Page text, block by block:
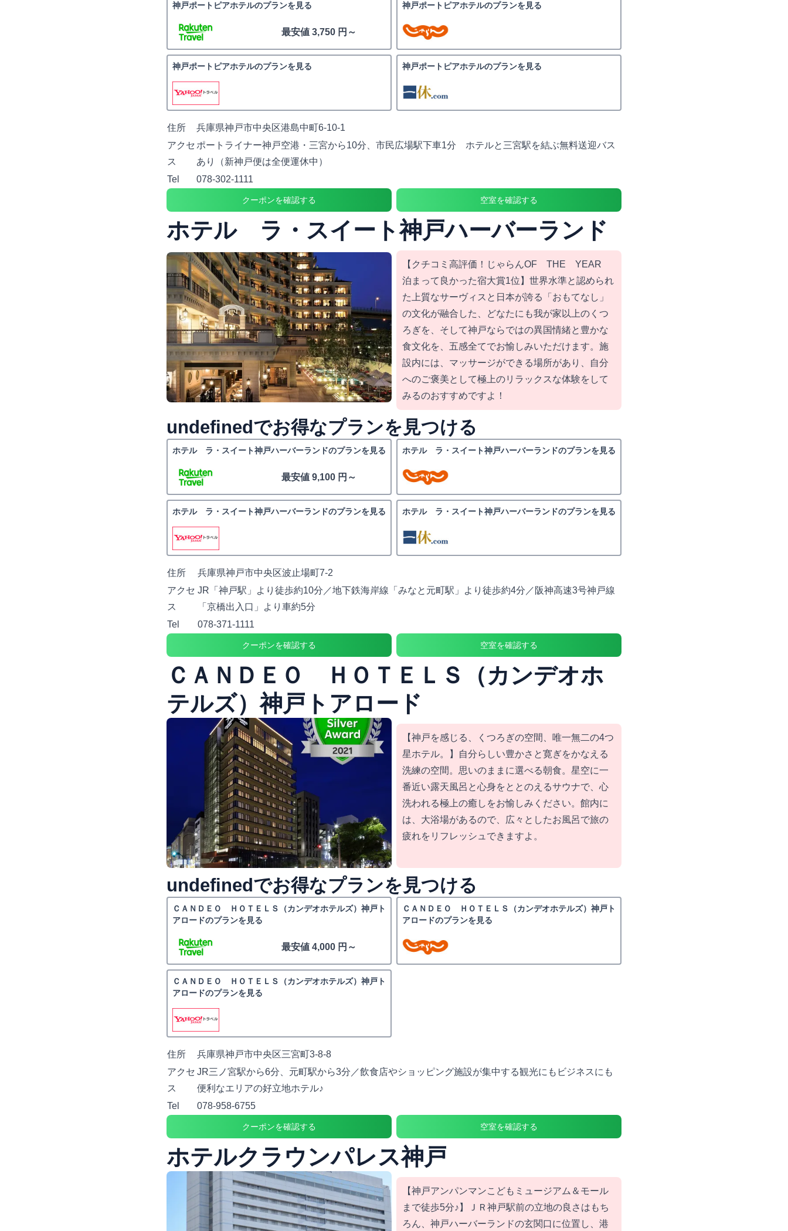
神戸ポートピアホテルのプランを見る
最安値 3,750 円～
神戸ポートピアホテルのプランを見る
神戸ポートピアホテルのプランを見る 神戸ポートピアホテルのプランを見る
住所
兵庫県神戸市中央区港島中町6-10-1
アクセ
ス
ポートライナー神戸空港・三宮から10分、市民広場駅下車1分 ホテルと三宮駅を結ぶ無料送迎バス
あり（新神戸便は全便運休中）
Tel
078-302-1111
クーポンを確認する 空室を確認する
ホテル ラ・スイート神戸ハーバーランド
【クチコミ高評価！じゃらんOF THE YEAR
泊まって良かった宿大賞1位】世界水準と認められ
た上質なサーヴィスと日本が誇る「おもてなし」
の文化が融合した、どなたにも我が家以上のくつ
ろぎを、そして神戸ならではの異国情緒と豊かな
食文化を、五感全てでお愉しみいただけます。施
設内には、マッサージができる場所があり、自分
へのご褒美として極上のリラックスな体験をして
みるのおすすめですよ！
undefinedでお得なプランを見つける
ホテル ラ・スイート神戸ハーバーランドのプランを見る
最安値 9,100 円～
ホテル ラ・スイート神戸ハーバーランドのプランを見る
ホテル ラ・スイート神戸ハーバーランドのプランを見る ホテル ラ・スイート神戸ハーバーランドのプランを見る
住所
兵庫県神戸市中央区波止場町7-2
アクセ
ス
JR「神戸駅」より徒歩約10分／地下鉄海岸線「みなと元町駅」より徒歩約4分／阪神高速3号神戸線
「京橋出入口」より車約5分
Tel
078-371-1111
クーポンを確認する 空室を確認する
ＣＡＮＤＥＯ ＨＯＴＥＬＳ（カンデオホ
テルズ）神戸トアロード
【神戸を感じる、くつろぎの空間、唯一無二の4つ
星ホテル。】自分らしい豊かさと寛ぎをかなえる
洗練の空間。思いのままに選べる朝食。星空に一
番近い露天風呂と心身をととのえるサウナで、心
洗われる極上の癒しをお愉しみください。館内に
は、大浴場があるので、広々としたお風呂で旅の
疲れをリフレッシュできますよ。
undefinedでお得なプランを見つける
ＣＡＮＤＥＯ ＨＯＴＥＬＳ（カンデオホテルズ）神戸ト
アロードのプランを見る
最安値 4,000 円～
ＣＡＮＤＥＯ ＨＯＴＥＬＳ（カンデオホテルズ）神戸ト
アロードのプランを見る
ＣＡＮＤＥＯ ＨＯＴＥＬＳ（カンデオホテルズ）神戸ト
アロードのプランを見る
住所
兵庫県神戸市中央区三宮町3-8-8
アクセ
ス
JR三ノ宮駅から6分、元町駅から3分／飲食店やショッピング施設が集中する観光にもビジネスにも
便利なエリアの好立地ホテル♪
Tel
078-958-6755
クーポンを確認する 空室を確認する
ホテルクラウンパレス神戸
【神戸アンパンマンこどもミュージアム＆モール
まで徒歩5分♪】ＪＲ神戸駅前の立地の良さはもち
ろん、神戸ハーバーランドの玄関口に位置し、港